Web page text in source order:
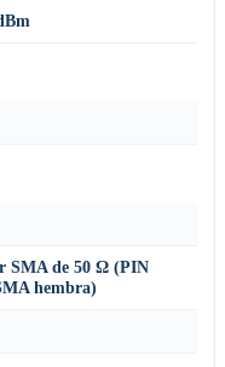
SMA de 50 Ω (PIN
hembra)